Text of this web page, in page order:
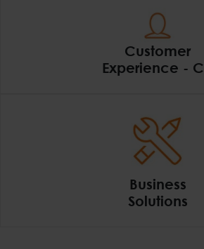
Customer
Experience -
Business
Solutions